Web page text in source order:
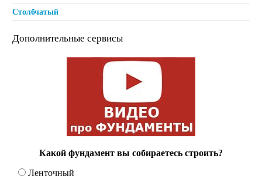
Столбчатый
Дополнительные сервисы
Какой фундамент вы собираетесь строить?
Ленточный